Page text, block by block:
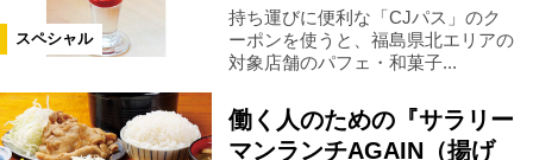
キャンペーン イベント 募集
絞り込む
スペシャル
持ち運びに便利な「CJパス」のク
ーポンを使うと、福島県北エリアの
対象店舗のパフェ・和菓子...
働く人のための『サラリー
マンランチAGAIN（揚げ